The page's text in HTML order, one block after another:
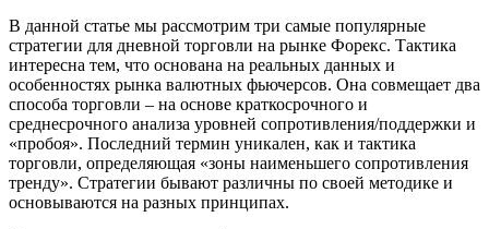
В данной статье мы рассмотрим три самые популярные
стратегии для дневной торговли на рынке Форекс. Тактика
интересна тем, что основана на реальных данных и
особенностях рынка валютных фьючерсов. Она совмещает два
способа торговли – на основе краткосрочного и
среднесрочного анализа уровней сопротивления/поддержки и
«пробоя». Последний термин уникален, как и тактика
торговли, определяющая «зоны наименьшего сопротивления
тренду». Стратегии бывают различны по своей методике и
основываются на разных принципах.